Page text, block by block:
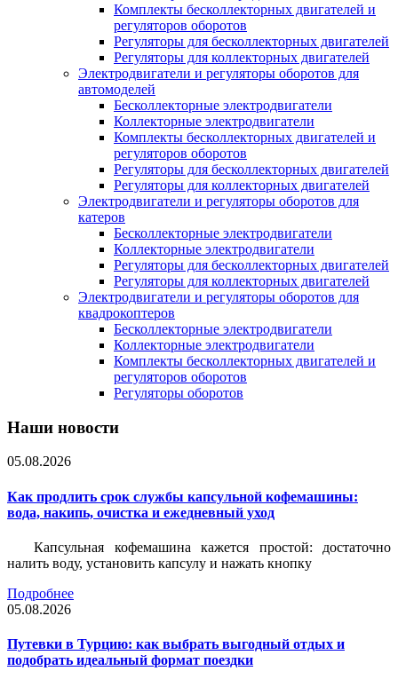
Комплекты бесколлекторных двигателей и
регуляторов оборотов
Регуляторы для бесколлекторных двигателей
Регуляторы для коллекторных двигателей
Электродвигатели и регуляторы оборотов для
автомоделей
Бесколлекторные электродвигатели
Коллекторные электродвигатели
Комплекты бесколлекторных двигателей и
регуляторов оборотов
Регуляторы для бесколлекторных двигателей
Регуляторы для коллекторных двигателей
Электродвигатели и регуляторы оборотов для
катеров
Бесколлекторные электродвигатели
Коллекторные электродвигатели
Регуляторы для бесколлекторных двигателей
Регуляторы для коллекторных двигателей
Электродвигатели и регуляторы оборотов для
квадрокоптеров
Бесколлекторные электродвигатели
Коллекторные электродвигатели
Комплекты бесколлекторных двигателей и
регуляторов оборотов
Регуляторы оборотов
Наши новости
05.08.2026
Как продлить срок службы капсульной кофемашины:
вода, накипь, очистка и ежедневный уход
Капсульная кофемашина кажется простой: достаточно
налить воду, установить капсулу и нажать кнопку
Подробнее
05.08.2026
Путевки в Турцию: как выбрать выгодный отдых и
подобрать идеальный формат поездки